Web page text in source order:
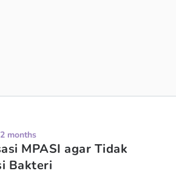
months
MPASI agar Tidak
Bakteri